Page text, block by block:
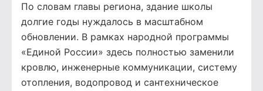
По словам главы региона, здание школы
долгие годы нуждалось в масштабном
обновлении. В рамках народной программы
«Единой России» здесь полностью заменили
кровлю, инженерные коммуникации, систему
отопления, водопровод и сантехническое